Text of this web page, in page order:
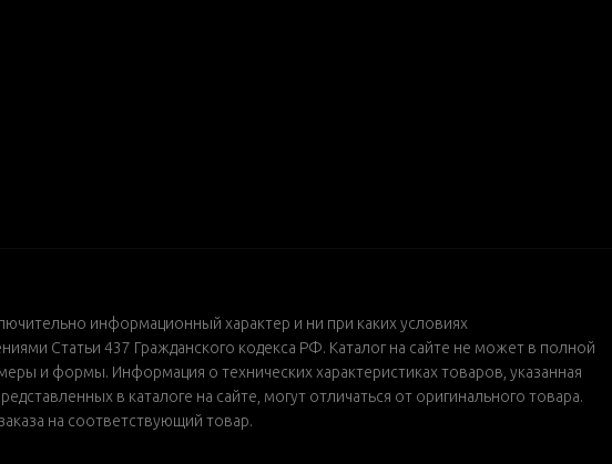
информационный характер и ни при каких условиях
Статьи 437 Гражданского кодекса РФ. Каталог на сайте не может в полной
и формы. Информация о технических характеристиках товаров, указанная
в каталоге на сайте, могут отличаться от оригинального товара.
на соответствующий товар.